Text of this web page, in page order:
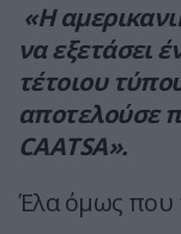
«Η
να εξετάσει
τέτοιου
αποτελούσε
CAATSA».
Έλα όμως που